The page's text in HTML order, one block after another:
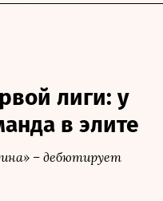
лиги: у
в элите
– дебютирует